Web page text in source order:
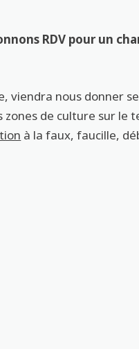
RDV pour un
viendra nous donner
de culture sur le
à la faux, faucille,